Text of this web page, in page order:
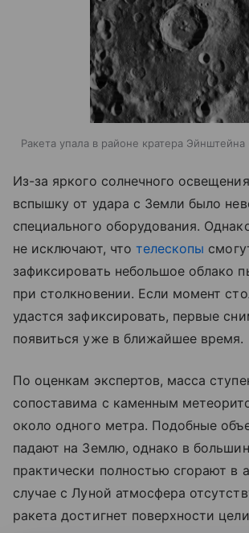
Ракета упала в районе кратера Эйнштейна
Из-за яркого солнечного
вспышку от удара с Земли было
специального оборудования.
не исключают, что телескопы
зафиксировать небольшое облако
при столкновении. Если момент
удастся зафиксировать, первые
появиться уже в ближайшее время.
По оценкам экспертов, масса
сопоставима с каменным
около одного метра. Подобные
падают на Землю, однако в
практически полностью сгорают в
случае с Луной атмосфера
ракета достигнет поверхности